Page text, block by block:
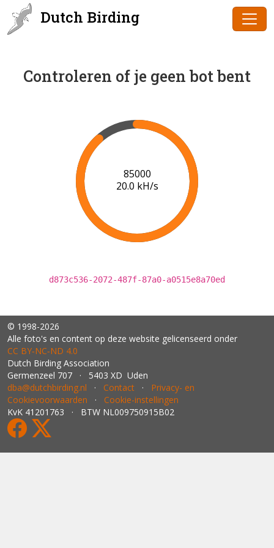
Dutch Birding
Controleren of je geen bot bent
87000
20.1 kH/s
d873c536-2072-487f-87a0-a0515e8a70ed
© 1998-2026
Alle foto's en content op deze website gelicenseerd onder
CC BY‑NC‑ND 4.0
Dutch Birding Association
Germenzeel 707 · 5403 XD Uden
dba@dutchbirding.nl · Contact · Privacy- en
Cookievoorwaarden · Cookie-instellingen
KvK 41201763 · BTW NL009750915B02